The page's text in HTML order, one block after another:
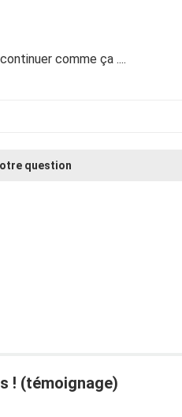
comme ça ....
question
! (témoignage)